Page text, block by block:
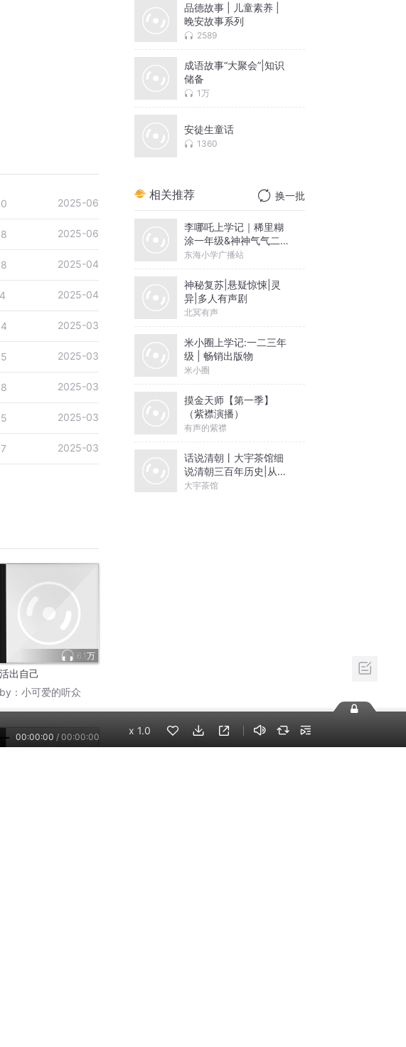
2025-06
2025-06
2025-04
2025-04
2025-03
2025-03
2025-03
2025-03
2025-03
6.1万
活出自己
by： 小可爱的听众
品德故事 | 儿童素养 |
晚安故事系列
2589
成语故事“大聚会”|知识
储备
1万
安徒生童话
1360
相关推荐 换一批
李哪吒上学记｜稀里糊
涂一年级&神神气气二年
级
东海小学广播站
神秘复苏|悬疑惊悚|灵
异|多人有声剧
北冥有声
米小圈上学记:一二三年
级 | 畅销出版物
米小圈
摸金天师【第一季】
（紫襟演播）
有声的紫襟
话说清朝丨大宇茶馆细
说清朝三百年历史|从努
尔哈赤到末代皇帝溥仪|
大宇茶馆
00:00:00 / 00:00:00
x 1.0